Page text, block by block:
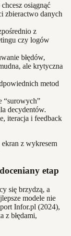
osiągnąć
zbieractwo danych
z
czy logów
błędów,
ale krytyczna
metod
“surowych”
decydentów.
iteracja i feedback
etap
się brzydzą, a
modele nie
Infor.pl (2024),
z błędami,